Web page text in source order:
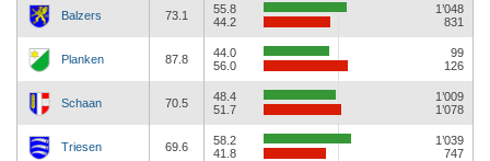
Balzers 73.1
55.8
44.2
1’048
831
Planken 87.8
44.0
56.0
99
126
Schaan 70.5
48.4
51.7
1’009
1’078
Triesen 69.6
58.2
41.8
1’039
747